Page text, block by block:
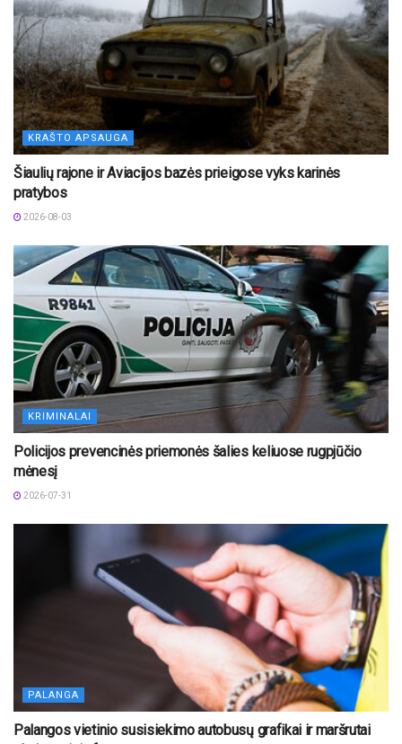
KRAŠTO APSAUGA
Šiaulių rajone ir Aviacijos bazės prieigose vyks karinės
pratybos
2026-08-03
KRIMINALAI
Policijos prevencinės priemonės šalies keliuose rugpjūčio
mėnesį
2026-07-31
PALANGA
Palangos vietinio susisiekimo autobusų grafikai ir maršrutai